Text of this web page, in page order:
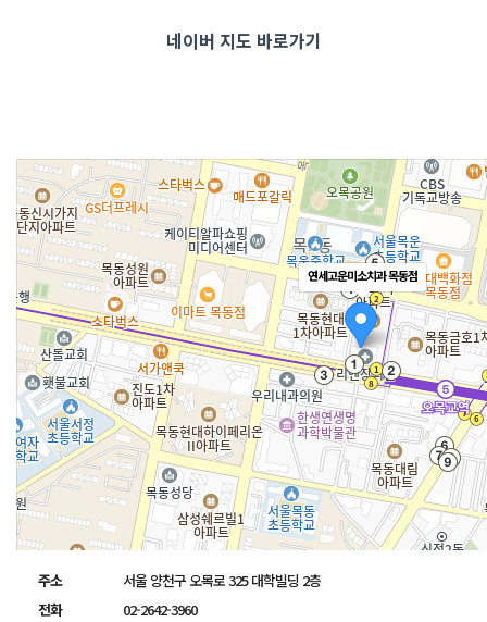
​네이버 지도 바로가기
연세고운미소치과 목동점
주소
서울 양천구 오목로 325 대학빌딩 2층
전화
02-2642-3960